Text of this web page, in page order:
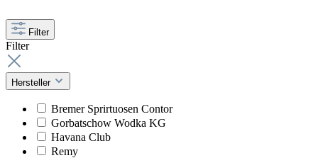
Filter
Filter
Hersteller
Bremer Sprirtuosen Contor
Gorbatschow Wodka KG
Havana Club
Remy